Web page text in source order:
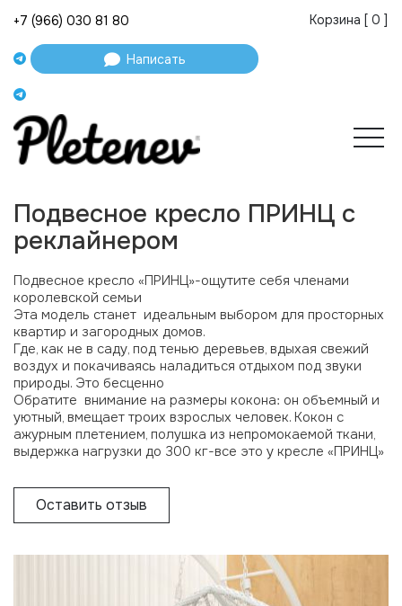
+7 (966) 030 81 80
Написать
Корзина [ 0 ]
Подвесное кресло ПРИНЦ с
реклайнером
Подвесное кресло «ПРИНЦ»-ощутите себя членами
королевской семьи
Эта модель станет идеальным выбором для просторных
квартир и загородных домов.
Где, как не в саду, под тенью деревьев, вдыхая свежий
воздух и покачиваясь наладиться отдыхом под звуки
природы. Это бесценно
Обратите внимание на размеры кокона: он объемный и
уютный, вмещает троих взрослых человек. Кокон с
ажурным плетением, полушка из непромокаемой ткани,
выдержка нагрузки до 300 кг-все это у кресле «ПРИНЦ»
Оставить отзыв